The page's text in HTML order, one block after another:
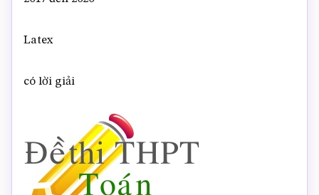
Latex
có lời giải